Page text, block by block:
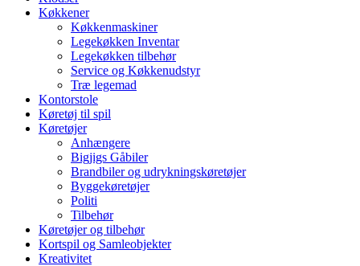
Køkkener
Køkkenmaskiner
Legekøkken Inventar
Legekøkken tilbehør
Service og Køkkenudstyr
Træ legemad
Kontorstole
Køretøj til spil
Køretøjer
Anhængere
Bigjigs Gåbiler
Brandbiler og udrykningskøretøjer
Byggekøretøjer
Politi
Tilbehør
Køretøjer og tilbehør
Kortspil og Samleobjekter
Kreativitet